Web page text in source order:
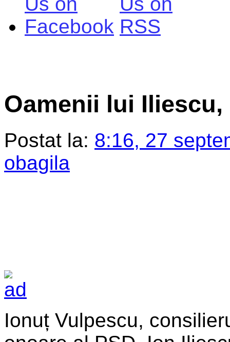
Oamenii lui
Postat la: 8:16, 27
obagila
Ionuț Vulpescu,